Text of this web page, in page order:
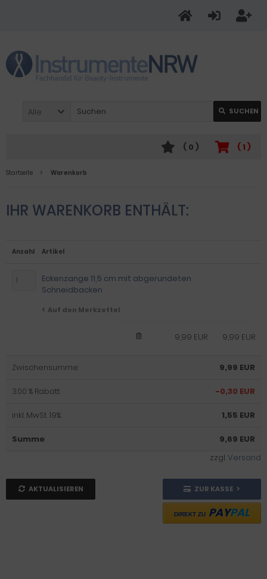
Alle SUCHEN
( 1 )
( 0 )
Startseite Warenkorb
IHR WARENKORB ENTHÄLT:
Anzahl Artikel
Eckenzange 11,5 cm mit abgerundeten
Schneidbacken
Auf den Merkzettel
9,99 EUR
9,99 EUR
Zwischensumme: 9,99 EUR
3.00 % Rabatt: -0,30 EUR
inkl. MwSt. 19%: 1,55 EUR
Summe:
9,69 EUR
zzgl.Versand
AKTUALISIEREN ZUR KASSE
DIREKT ZU PAYPAL